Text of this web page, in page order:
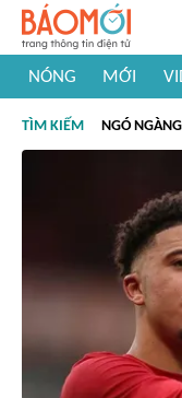
NÓNG MỚI
#Khám phá thế giới
TÌM KIẾM NGÓ NGÀNG